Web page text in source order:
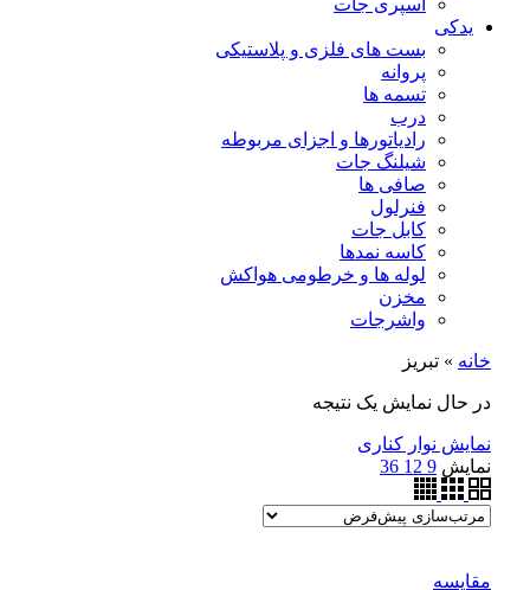
اسپری جات
یدکی
بست های فلزی و پلاستیکی
پروانه
تسمه ها
درب
رادیاتورها و اجزای مربوطه
شیلنگ جات
صافی ها
فنرلول
کابل جات
کاسه نمدها
لوله ها و خرطومی هواکش
مخزن
واشرجات
خانه » تبریز
در حال نمایش یک نتیجه
نمایش نوار کناری
نمایش 9
12
36
مقايسه